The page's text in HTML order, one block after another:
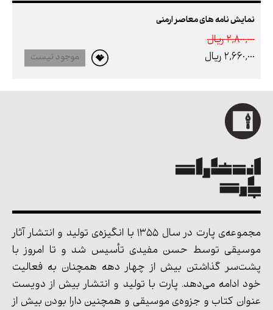
نمایش نامه های معاصر ارمنی
2,800,000 ريال
2,660,000 ريال
موجود نیست
مجموعه‌ی پارت در سال 1355 با انگیزه‌ی تولید و انتشار آثار
موسیقی توسط حسن مفیدی تأسیس شد و تا امروز با
پشت‌سر گذاشتن بیش از چهار دهه همچنان به فعالیت
خود ادامه می‌دهد. پارت با تولید و انتشار بیش از دویست
عنوان کتاب و جزوه‌ی موسیقی و همچنین دارا بودن بیش از